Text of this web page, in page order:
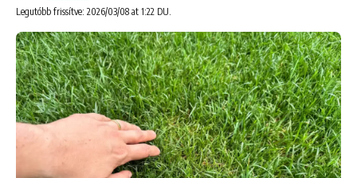
Legutóbb frissítve: 2026/03/08 at 1:22 DU.